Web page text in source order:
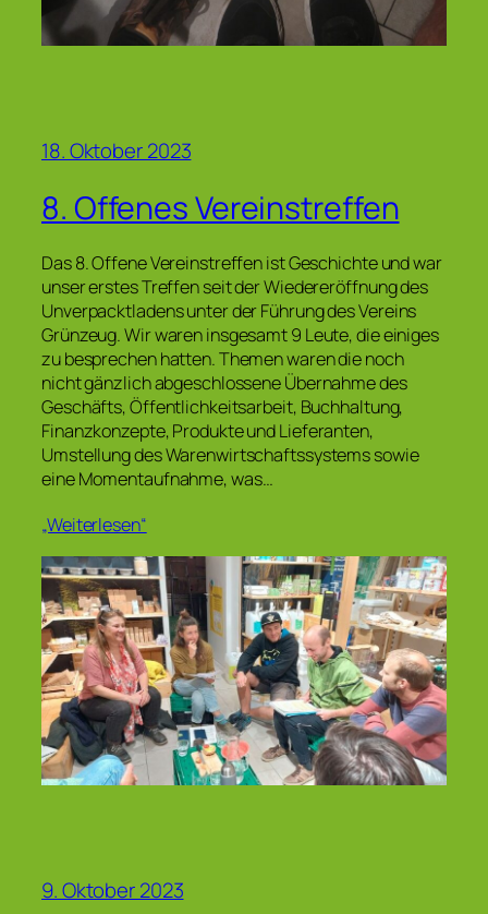
18. Oktober 2023
8. Offenes Vereinstreffen
Das 8. Offene Vereinstreffen ist Geschichte und war
unser erstes Treffen seit der Wiedereröffnung des
Unverpacktladens unter der Führung des Vereins
Grünzeug. Wir waren insgesamt 9 Leute, die einiges
zu besprechen hatten. Themen waren die noch
nicht gänzlich abgeschlossene Übernahme des
Geschäfts, Öffentlichkeitsarbeit, Buchhaltung,
Finanzkonzepte, Produkte und Lieferanten,
Umstellung des Warenwirtschaftssystems sowie
eine Momentaufnahme, was…
„Weiterlesen“
9. Oktober 2023